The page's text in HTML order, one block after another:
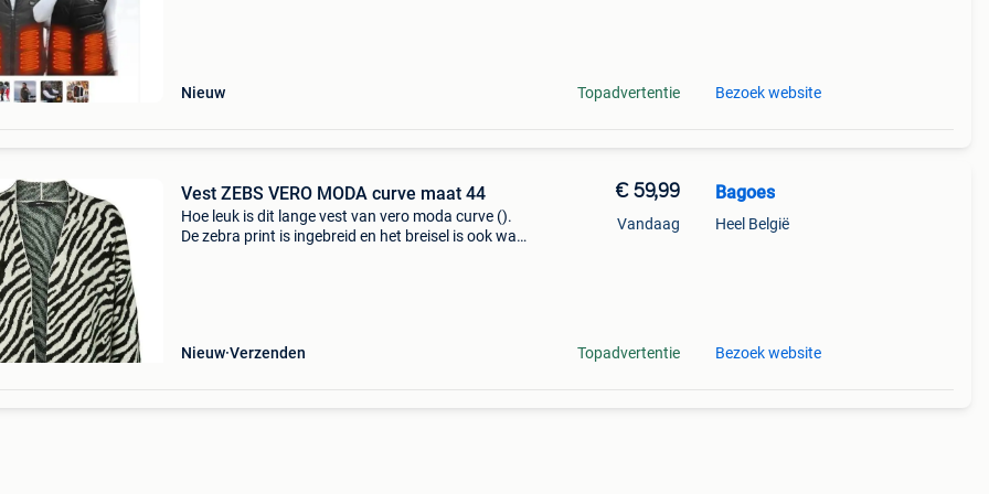
Nieuw Topadvertentie Bezoek website
Vest ZEBS VERO MODA curve maat 44
Hoe leuk is dit lange vest van vero moda curve ().
De zebra print is ingebreid en het breisel is ook wat
Nieuw Verzenden
€ 59,99
Vandaag
Topadvertentie
Bagoes
Heel België
Bezoek website